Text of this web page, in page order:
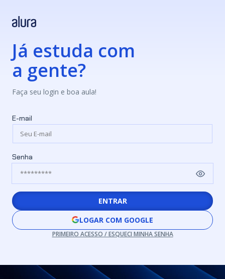
Já estuda com
a gente?
Faça seu login e boa aula!
E-mail
Senha
ENTRAR
LOGAR COM GOOGLE
PRIMEIRO ACESSO / ESQUECI MINHA SENHA